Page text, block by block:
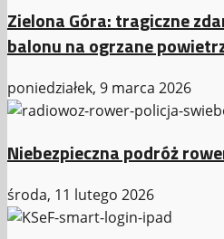
Zielona Góra: tragiczne
balonu na ogrzane
poniedziałek, 9 marca 2026
Niebezpieczna podróż
środa, 11 lutego 2026